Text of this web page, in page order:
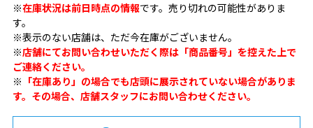
※在庫状況は前日時点の情報です。売り切れの可能性がありま
す。
※表示のない店舗は、ただ今在庫がございません。
※店舗にてお問い合わせいただく際は「商品番号」を控えた上で
ご連絡ください。
※ 「在庫あり」の場合でも店頭に展示されていない場合がありま
す。その場合、店舗スタッフにお問い合わせください。